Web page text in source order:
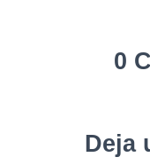
0
Deja